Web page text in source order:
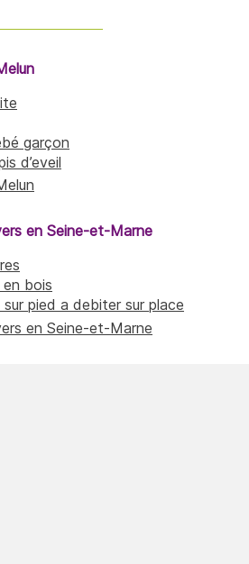
garçon
d’eveil
en Seine-et-Marne
bois
pied a debiter sur place
en Seine-et-Marne